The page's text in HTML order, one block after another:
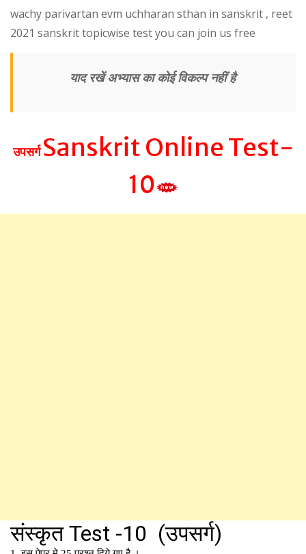
wachy parivartan evm uchharan sthan in sanskrit , reet
2021 sanskrit topicwise test you can join us free
याद रखें अभ्यास का कोई विकल्प नहीं है
उपसर्गSanskrit Online Test-
10